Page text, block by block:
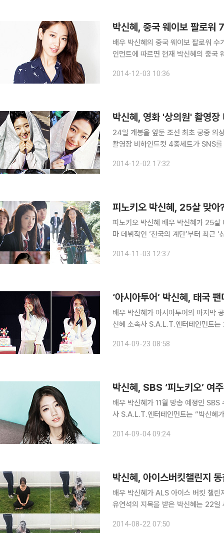
박신혜, 중국 웨이보 팔로워
배우 박신혜의 중국 웨이보 팔로워 수가 700만명을 넘어
인먼트에 따르면 현재 박신혜의 중
가 열연중인 SBS ‘피노키오’ 역시 중
2014-12-03 10:36
박신혜, 영화 '상의원' 촬영
24일 개봉을 앞둔 조선 최초 궁중 의
촬영장 비하인드컷 4종세트가 SNS를 통해 깜짝 공개됐다. 박
아 눈길을 모았다. 공개된 사진
2014-12-02 17:32
피노키오 박신혜, 25살 맞아
피노키오 박신혜 배우 박신혜가 25살 나이가 무색한 교복 자태를 뽐내 화제다. 특히 박신혜는 드라
마 데뷔작인 ‘천국의 계단’부터 최근
는 교복치마 속에 체육복 바지를 입어
2014-11-03 12:37
배우 박신혜가 아시아투어의 마지막
신혜 소속사 S.A.L.T.엔터테인먼트
의 수완나품 공항 입국에서 기자회견,
2014-09-23 08:58
박신혜, SBS ‘피노키오’ 여
배우 박신혜가 11월 방송 예정인 SBS 수목
사 S.A.L.T.엔터테인먼트는 “박신혜
열한 세상 속으로 뛰어든 20대 사회
2014-09-04 09:24
박신혜, 아이스버킷챌린지
배우 박신혜가 ALS 아이스 버킷 챌린지에 동참했다. 21일 오전 영화
유연석의 지목을 받은 박신혜는 22
으로 인사한 박신혜는 “저의 작은 이
2014-08-22 07:50